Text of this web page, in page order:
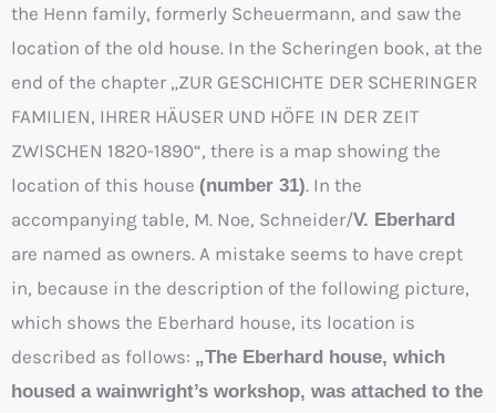
the Henn family, formerly Scheuermann, and saw the
location of the old house. In the Scheringen book, at the
end of the chapter „ZUR GESCHICHTE DER SCHERINGER
FAMILIEN, IHRER HÄUSER UND HÖFE IN DER ZEIT
ZWISCHEN 1820-1890“, there is a map showing the
location of this house (number 31). In the
accompanying table, M. Noe, Schneider/V. Eberhard
are named as owners. A mistake seems to have crept
in, because in the description of the following picture,
which shows the Eberhard house, its location is
described as follows: „The Eberhard house, which
housed a wainwright’s workshop, was attached to the